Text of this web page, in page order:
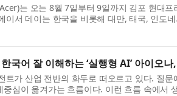
는 오는 8월 7일부터 9일까지 김포 현대프
이서 데이는 한국을 비롯해 대만, 태국, 인도
국어 잘 이해하는 ‘실행형 AI’ 아이오
트가 산업 전반의 화두로 떠오르고 있다. 질
심이 옮겨가는 흐름이다. 이런 흐름 속에서